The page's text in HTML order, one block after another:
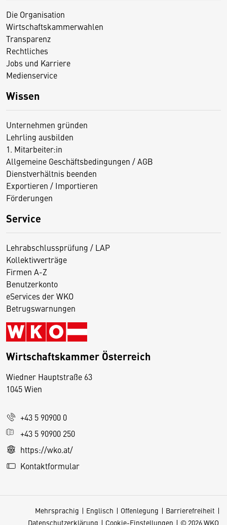
Die Organisation
Wirtschaftskammerwahlen
Transparenz
Rechtliches
Jobs und Karriere
Medienservice
Wissen
Unternehmen gründen
Lehrling ausbilden
1. Mitarbeiter:in
Allgemeine Geschäftsbedingungen / AGB
Dienstverhältnis beenden
Exportieren / Importieren
Förderungen
Service
Lehrabschlussprüfung / LAP
Kollektivverträge
Firmen A-Z
Benutzerkonto
eServices der WKO
Betrugswarnungen
Wirtschaftskammer Österreich
Wiedner Hauptstraße 63
1045 Wien
+43 5 90900 0
+43 5 90900 250
https://wko.at/
Kontaktformular
Mehrsprachig Englisch Offenlegung
Barrierefreiheit
Datenschutzerklärung
Cookie-Einstellungen © 2026 WKO
D
s
e
S
e